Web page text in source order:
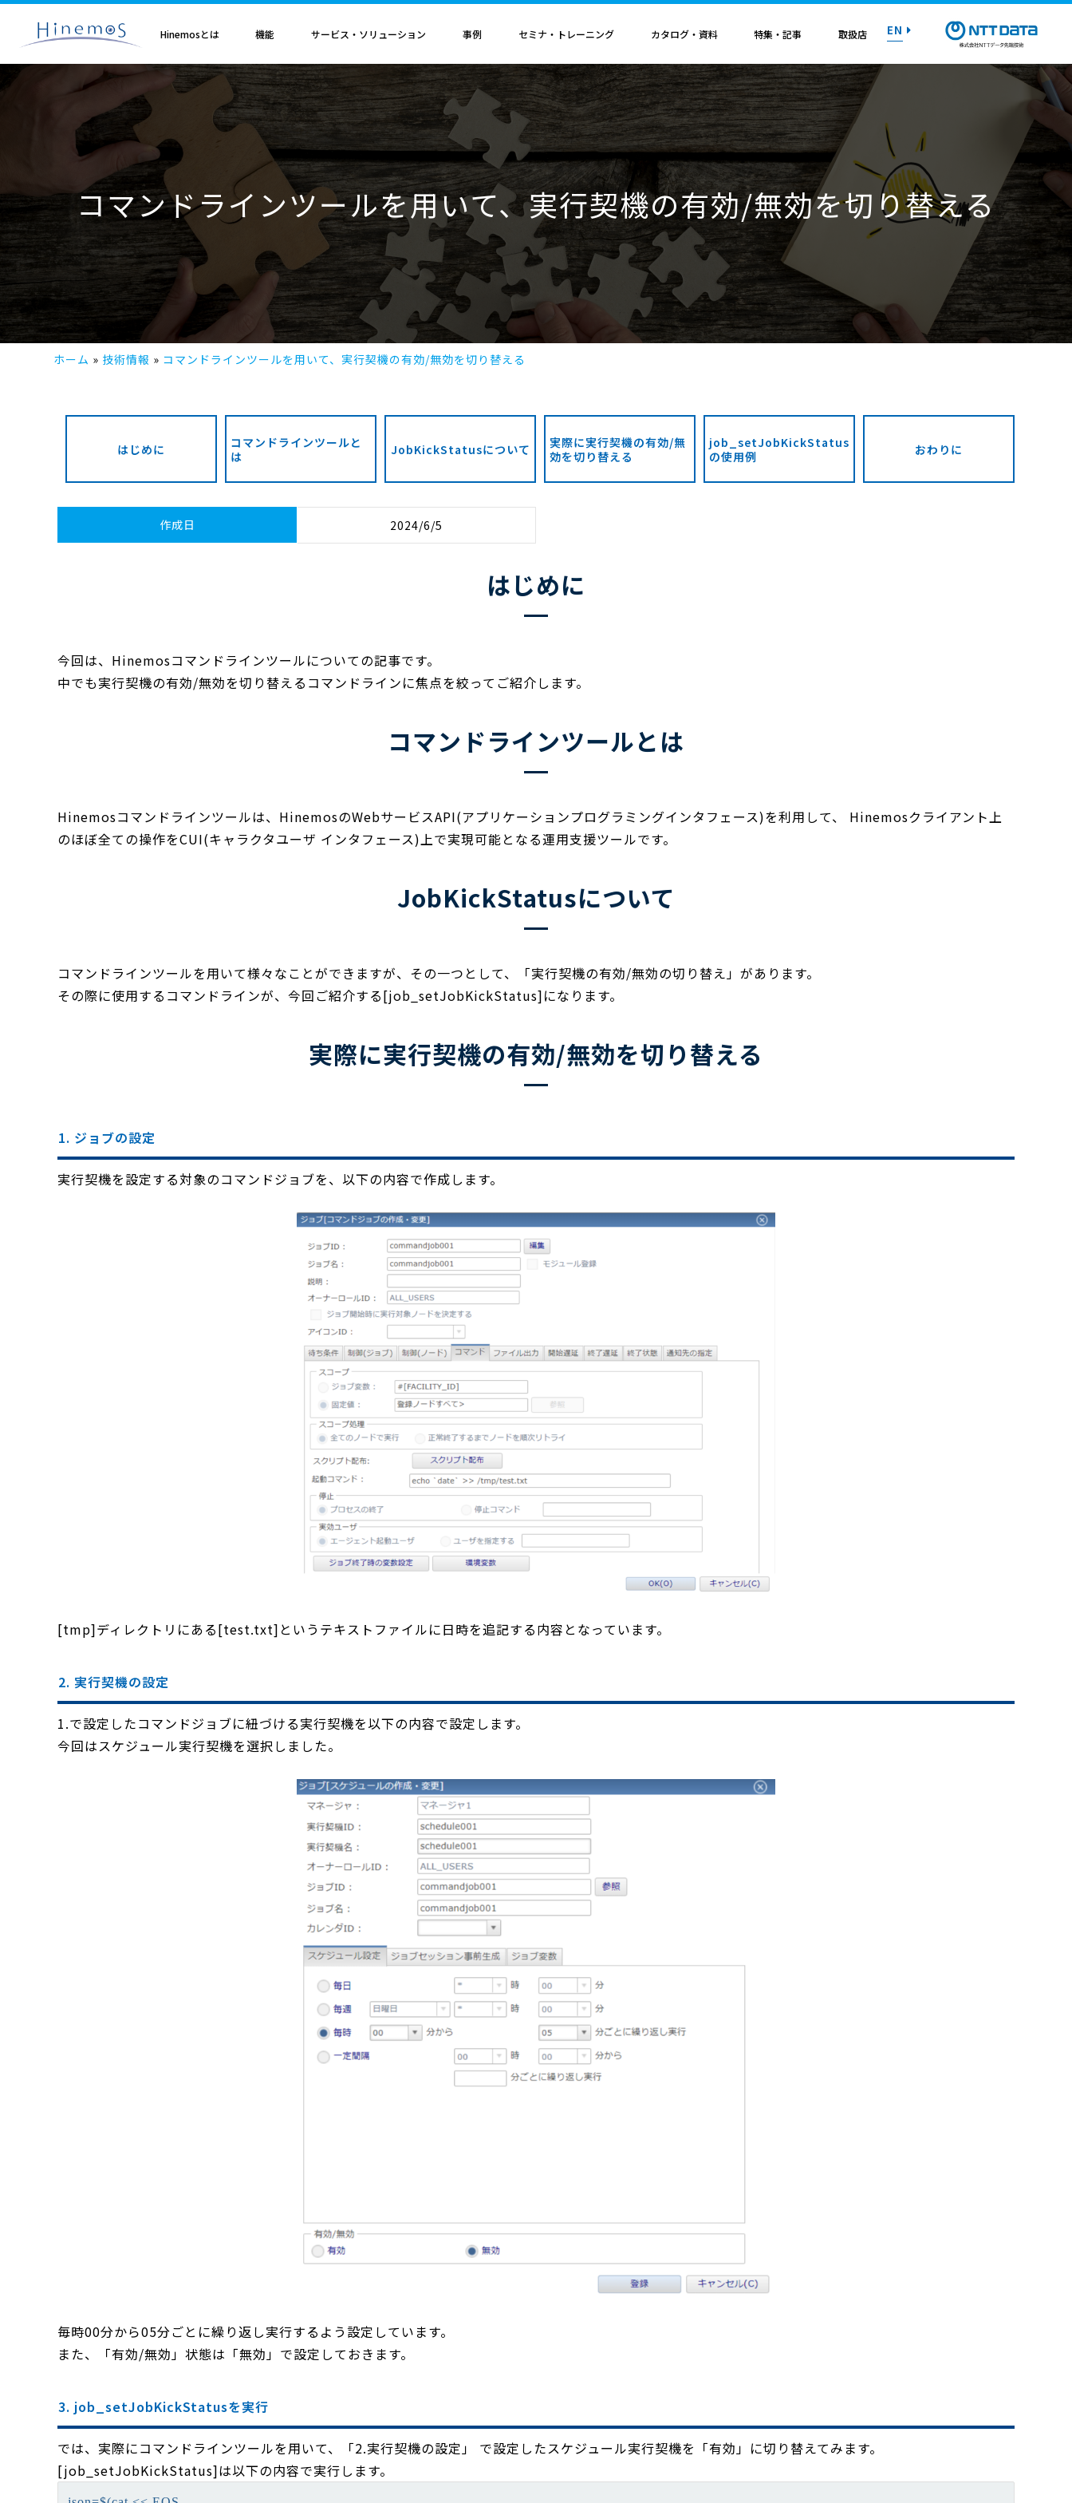
メ
テ
ツ
Hinemosとは
Hinemosとは
歩み・利用実績
Hinemosの利用実績
Hinemosの歩み
導入構成・動作環境
導入構成
動作環境
サポートサイクル
トライアル on AWS
マニュアル
お問い合わせ
機能
エンタープライズ
クラウド・VM管理
Hinemos メッセージフィルタ
Hineoms インシデントダッシュボード
Hinemos Migration Assistant
Hinemos AIエージェント
オプション
Hinemos ミッションクリティカルオプション
Hinemos セキュリティ ネットワーク診断オプション
Hinemos セキュリティ アプリケーション診断オプション
トライアル on AWS
マニュアル
お問い合わせ
サービス・ソリューション
サブスクリプション
Hinemosサブスクリプション
サービス
導入設計・構築支援サービス
Hinemosプロフェッショナル QAサービス
バージョンアップ支援サービス
データコンバートサービス
レポートカスタマイズサービス
他製品からの移行サービス
Hinemos インシデントダッシュボード テーブルカスタマイズサービス
Hinemosメッセージフィルタ 導入支援サービス
AI基盤による 異常検知支援サービス
ソリューション
SAP連携ソリューション
SAP HANA運用管理ソリューション
トライアル on AWS
マニュアル
お問い合わせ
事例
電気・ガス業 電気機器
金融・保険業 サービス業
教育、学習支援業 官公庁・自治体
NTTデータ事例 事例紹介インタビュー資料（PDF）
トライアル on AWS
マニュアル
お問い合わせ
セミナ・トレーニング
Hinemosセミナ
Hinemos World 2026
Hinemosソリューションセミナ2026
Hinemos World 2025
Hinemosソリューションセミナ2025
トレーニング・技術者認定
Hinemosトレーニング
技術者認定プログラム
カレンダ
Hinemosイベントカレンダ
トライアル on AWS
マニュアル
お問い合わせ
カタログ・資料 特集・記事
クラウド運用特集
製品移行特集
ITSM特集
セキュリティ運用特集
監視特集
ログ管理特集
基盤設定の自動化特集
APM特集
RBA特集
技術情報
Hinemos技術情報
外部サイト公開記事・書籍
記事
Hinemos記事
IT運用管理コラム
トライアル on AWS
マニュアル
お問い合わせ
取扱店
Hinemosアライアンス
Hinemosアライアンスとは
Hinemosアライアンス一覧
取扱店
Hinemos取扱企業一覧
トライアル on AWS
マニュアル
お問い合わせ
EN
コマンドラインツールを用いて、実行契機の有効/無効を切り替える
ホーム 技術情報 コマンドラインツールを用いて、実行契機の有効/無効を切り替える
はじめに
コマンドラインツールと
は
JobKickStatusについて
実際に実行契機の有効/無
効を切り替える
job_setJobKickStatus
の使用例
おわりに
作成日 2024/6/5
はじめに
今回は、Hinemosコマンドラインツールについての記事です。
中でも実行契機の有効/無効を切り替えるコマンドラインに焦点を絞ってご紹介します。
コマンドラインツールとは
Hinemosコマンドラインツールは、HinemosのWebサービスAPI(アプリケーションプログラミングインタフェース)を利用して、 Hinemosクライアント上
のほぼ全ての操作をCUI(キャラクタユーザ インタフェース)上で実現可能となる運用支援ツールです。
JobKickStatusについて
コマンドラインツールを用いて様々なことができますが、その一つとして、「実行契機の有効/無効の切り替え」があります。
その際に使用するコマンドラインが、今回ご紹介する[job_setJobKickStatus]になります。
実際に実行契機の有効/無効を切り替える
1. ジョブの設定
実行契機を設定する対象のコマンドジョブを、以下の内容で作成します。
[tmp]ディレクトリにある[test.txt]というテキストファイルに日時を追記する内容となっています。
2. 実行契機の設定
1.で設定したコマンドジョブに紐づける実行契機を以下の内容で設定します。
今回はスケジュール実行契機を選択しました。
毎時00分から05分ごとに繰り返し実行するよう設定しています。
また、「有効/無効」状態は「無効」で設定しておきます。
3. job_setJobKickStatusを実行
では、実際にコマンドラインツールを用いて、「2.実行契機の設定」 で設定したスケジュール実行契機を「有効」に切り替えてみます。
[job_setJobKickStatus]は以下の内容で実行します。